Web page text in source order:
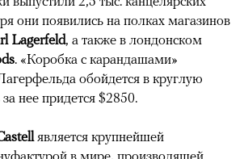
они появились на полках магазинов
Lagerfeld, а также в лондонском
. «Коробка с карандашами»
обойдется в круглую
нее придется $2850.
является крупнейшей